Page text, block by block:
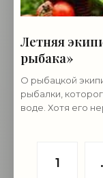
Летняя
рыбака»
О рыбацкой
рыбалки,
воде. Хотя его
1